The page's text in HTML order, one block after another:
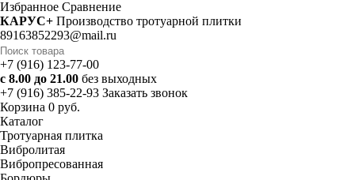
Избранное Cравнение
КАРУС+ Производство тротуарной плитки
89163852293@mail.ru
+7 (916) 123-77-00
с 8.00 до 21.00 без выходных
+7 (916) 385-22-93 Заказать звонок
Корзина 0 руб.
Каталог
Тротуарная плитка
Вибролитая
Вибропресованная